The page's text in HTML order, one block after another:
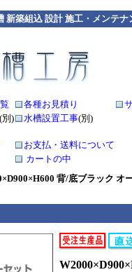
新築組込 設計 施工・メンテナ
各種お見積り
(別) 水槽設置工事(別)
お支払・送料について
カートの中
背/底ブラック オ